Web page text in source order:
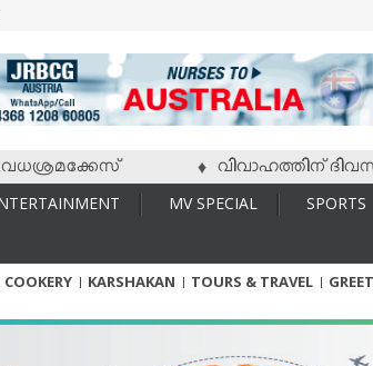
വിവാഹത്തിന്
MV SPECIAL SPORTS
COOKERY KARSHAKAN TOURS & TRAVEL